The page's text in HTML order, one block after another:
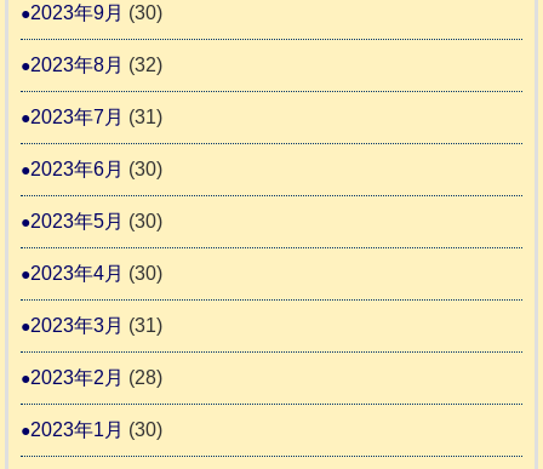
2023年9月 (30)
2023年8月 (32)
2023年7月 (31)
2023年6月 (30)
2023年5月 (30)
2023年4月 (30)
2023年3月 (31)
2023年2月 (28)
2023年1月 (30)